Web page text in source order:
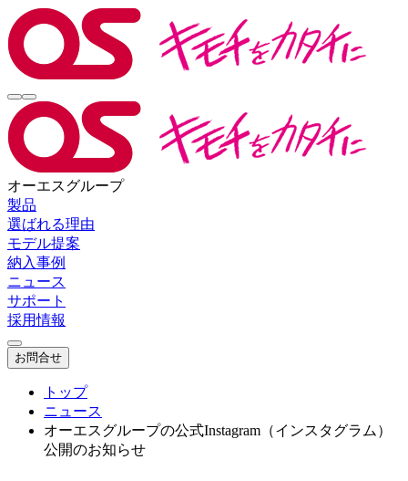
オーエスグループ
製品
選ばれる理由
モデル提案
納入事例
ニュース
サポート
採用情報
お問合せ
トップ
ニュース
オーエスグループの公式Instagram（インスタグラム）
公開のお知らせ